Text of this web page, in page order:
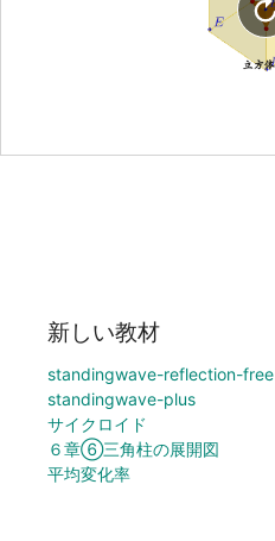
新しい教材
standingwave-reflection-free
standingwave-plus
サイクロイド
６章⑥三角柱の展開図
平均変化率